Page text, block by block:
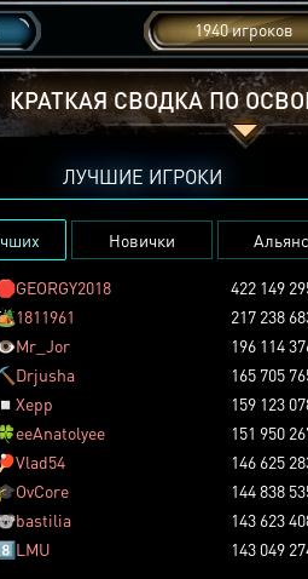
1940 игроков
КРАТКАЯ СВОДКА ПО
ЛУЧШИЕ ИГРОКИ
Новички
GEORGY2018
422 149
1811961
217 238
Mr_Jor
196 114
Drjusha
165 705
◽ Xepp
159 123
eeAnatolyee
151 950
🏓Vlad54
146 625
OvCore
144 838
bastilia
143 623
LMU 143 049